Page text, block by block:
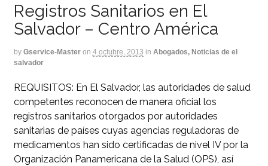
Registros Sanitarios en El
Salvador – Centro América
by Gservice-Master on 4 octubre, 2013 in Abogados, Noticias de el
salvador
REQUISITOS: En El Salvador, las autoridades de salud
competentes reconocen de manera oficial los
registros sanitarios otorgados por autoridades
sanitarias de países cuyas agencias reguladoras de
medicamentos han sido certificadas de nivel IV por la
Organización Panamericana de la Salud (OPS), así